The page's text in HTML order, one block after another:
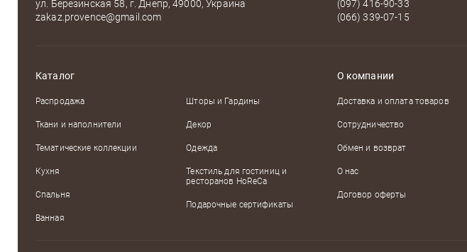
ул. Березинская 58, г. Днепр, 49000, Украина
zakaz.provence@gmail.com
(097) 416-90-33
(066) 339-07-15
Каталог
Распродажа
Ткани и наполнители
Тематические коллекции
Кухня
Спальня
Ванная
Шторы и Гардины
Декор
Одежда
Текстиль для гостиниц и
ресторанов HoReCa
Подарочные сертификаты
О компании
Доставка и оплата товаров
Сотрудничество
Обмен и возврат
О нас
Договор оферты